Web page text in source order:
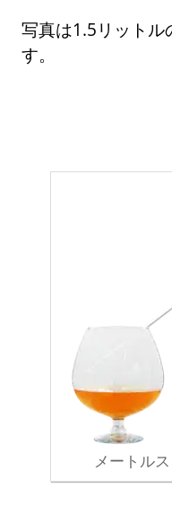
写真は1.5リットル
す。
メートル